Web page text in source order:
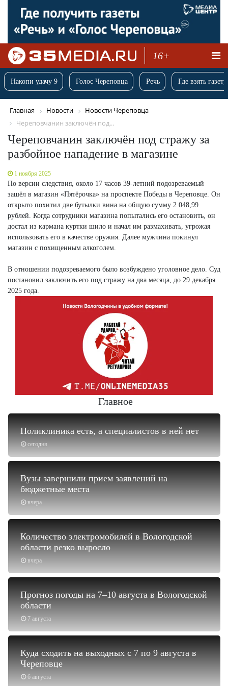
16+
Накопи удачу 9 Голос Череповца Речь Где взять
Главная Новости
Новости Череповца
Череповчанин заключён под...
Череповчанин заключён под стражу за
разбойное нападение в магазине
1 ноября 2025
По версии следствия, около 17 часов 39-летний подозреваемый
зашёл в магазин «Пятёрочка» на проспекте Победы в Череповце. Он
открыто похитил две бутылки вина на общую сумму 2 048,99
рублей. Когда сотрудники магазина попытались его остановить, он
достал из кармана куртки шило и начал им размахивать, угрожая
использовать его в качестве оружия. Далее мужчина покинул
магазин с похищенным алкоголем.
В отношении подозреваемого было возбуждено уголовное дело. Суд
постановил заключить его под стражу на два месяца, до 29 декабря
2025 года.
Главное
сегодня
Поликлиника есть, а специалистов в ней нет
вчера
Вузы завершили прием заявлений на
бюджетные места
вчера
Количество электромобилей в Вологодской
области резко выросло
7 августа
Прогноз погоды на 7–10 августа в Вологодской
области
6 августа
Куда сходить на выходных с 7 по 9 августа в
Череповце